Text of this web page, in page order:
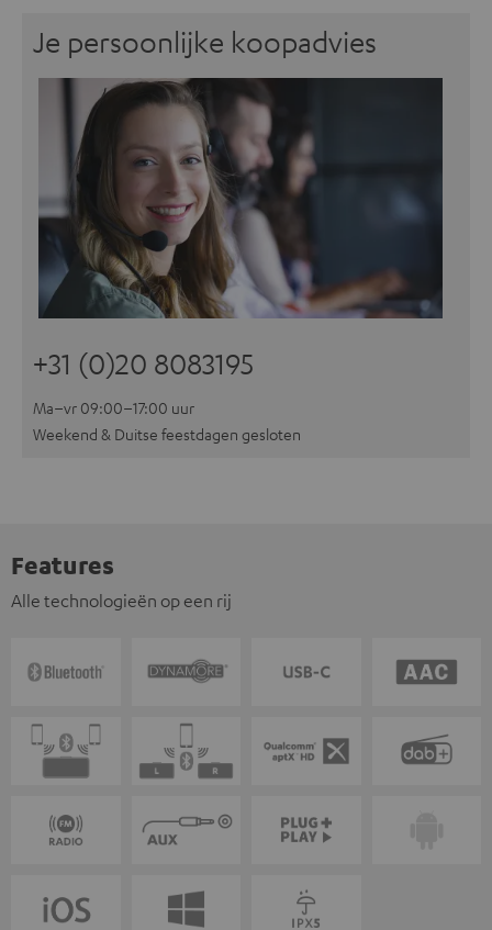
Je persoonlijke koopadvies
+31 (0)20 8083195
Ma–vr 09:00–17:00 uur
Weekend & Duitse feestdagen gesloten
Features
Alle technologieën op een rij